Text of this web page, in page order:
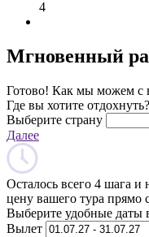
4
Мгновенный
Готово! Как мы можем с
Где вы хотите отдохнуть?
Выберите страну
Далее
Осталось всего 4 шага и
цену вашего тура прямо
Выберите удобные даты
Вылет